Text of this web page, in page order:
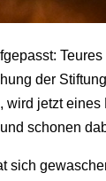
der
wird jetzt
schonen
sich